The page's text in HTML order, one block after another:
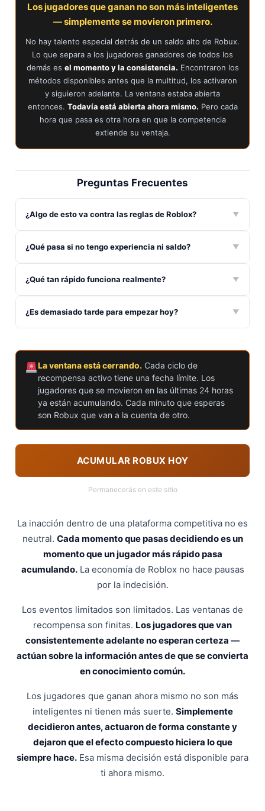
Los jugadores que ganan no son más inteligentes
— simplemente se movieron primero.
No hay talento especial detrás de un saldo alto de Robux.
Lo que separa a los jugadores ganadores de todos los
demás es el momento y la consistencia. Encontraron los
métodos disponibles antes que la multitud, los activaron
y siguieron adelante. La ventana estaba abierta
entonces. Todavía está abierta ahora mismo. Pero cada
hora que pasa es otra hora en que la competencia
extiende su ventaja.
Preguntas Frecuentes
¿Algo de esto va contra las reglas de Roblox? ▼
¿Qué pasa si no tengo experiencia ni saldo? ▼
¿Qué tan rápido funciona realmente? ▼
¿Es demasiado tarde para empezar hoy? ▼
La ventana está cerrando. Cada ciclo de
recompensa activo tiene una fecha límite. Los
jugadores que se movieron en las últimas 24 horas
ya están acumulando. Cada minuto que esperas
son Robux que van a la cuenta de otro.
ACUMULAR ROBUX HOY
Permanecerás en este sitio
La inacción dentro de una plataforma competitiva no es
neutral. Cada momento que pasas decidiendo es un
momento que un jugador más rápido pasa
acumulando.La economía de Roblox no hace pausas
por la indecisión.
Los eventos limitados son limitados. Las ventanas de
recompensa son finitas. Los jugadores que van
consistentemente adelante no esperan certeza —
actúan sobre la información antes de que se convierta
en conocimiento común.
Los jugadores que ganan ahora mismo no son más
inteligentes ni tienen más suerte. Simplemente
decidieron antes, actuaron de forma constante y
dejaron que el efecto compuesto hiciera lo que
siempre hace. Esa misma decisión está disponible para
ti ahora mismo.